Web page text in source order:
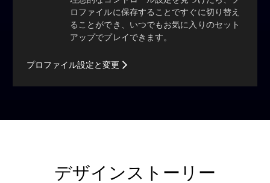
ロファイルに保存することですぐに切り替え
ることができ、いつでもお気に入りのセット
アップでプレイできます。
プロファイル設定と変更
デザインストーリー